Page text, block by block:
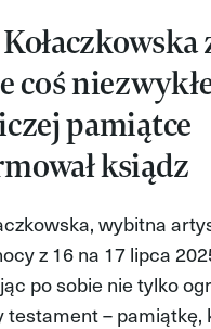
coś
pamiątce
ksiądz
wybitna
z 16 na 17 lipca
po sobie nie tylko
testament – pamiątkę,